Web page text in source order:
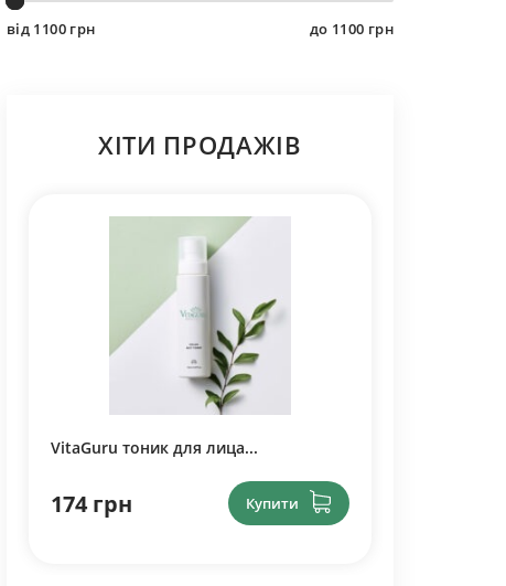
від 1100грн до 1100 грн
ХІТИ ПРОДАЖІВ
VitaGuru тоник для лица...
174 грн Купити